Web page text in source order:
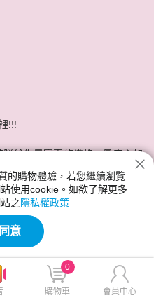
!!!
給你最實惠的價格，最安心的
的購物體驗，若您繼續瀏覽
使用cookie。如欲了解更多
之 隱私權政策
意
購物車
0
會員中心